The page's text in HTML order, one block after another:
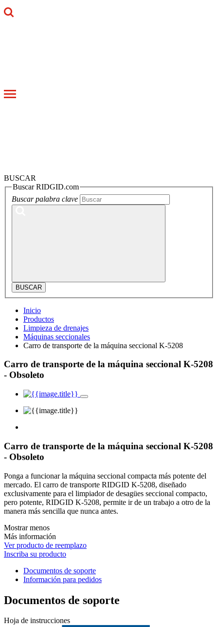
Toggle
BUSCAR
Buscar RIDGID.com
Buscar palabra clave
BUSCAR
Inicio
Productos
Limpieza de drenajes
Máquinas seccionales
Carro de transporte de la máquina seccional K-5208
Carro de transporte de la máquina seccional K-5208
- Obsoleto
Carro de transporte de la máquina seccional K-5208
- Obsoleto
Ponga a funcionar la máquina seccional compacta más potente del
mercado. El carro de transporte RIDGID K-5208, diseñado
exclusivamente para el limpiador de desagües seccional compacto,
pero potente, RIDGID K-5208, permite ir de un trabajo a otro de la
manera más sencilla que nunca antes.
Mostrar menos
Más información
Ver producto de reemplazo
Inscriba su producto
Documentos de soporte
Información para pedidos
Documentos de soporte
Hoja de instrucciones